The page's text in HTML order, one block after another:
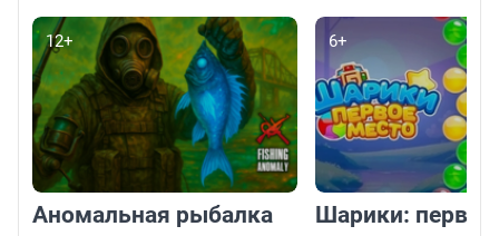
12+
Аномальная рыбалка
6+
Шарики: первое